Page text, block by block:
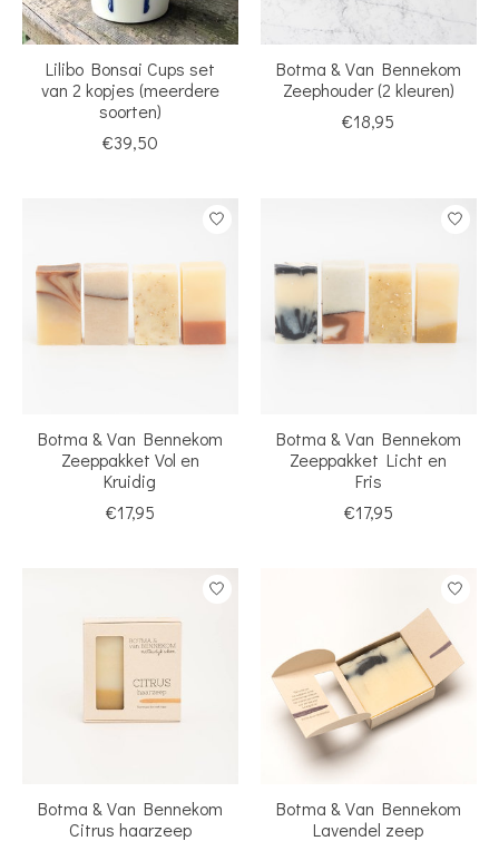
Lilibo Bonsai Cups set
van 2 kopjes (meerdere
soorten)
€39,50
Botma & Van Bennekom
Zeephouder (2 kleuren)
€18,95
Botma & Van Bennekom
Zeeppakket Vol en
Kruidig
€17,95
Botma & Van Bennekom
Zeeppakket Licht en
Fris
€17,95
Botma & Van Bennekom
Citrus haarzeep
Botma & Van Bennekom
Lavendel zeep